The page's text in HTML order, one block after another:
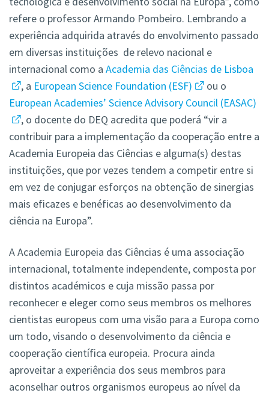
refere o professor Armando Pombeiro. Lembrando a
experiência adquirida através do envolvimento passado
em diversas instituições de relevo nacional e
internacional como a Academia das Ciências de Lisboa
, a European Science Foundation (ESF)
ou o
European Academies’ Science Advisory Council (EASAC)
, o docente do DEQ acredita que poderá “vir a
contribuir para a implementação da cooperação entre a
Academia Europeia das Ciências e alguma(s) destas
instituições, que por vezes tendem a competir entre si
em vez de conjugar esforços na obtenção de sinergias
mais eficazes e benéficas ao desenvolvimento da
ciência na Europa”.
A Academia Europeia das Ciências é uma associação
internacional, totalmente independente, composta por
distintos académicos e cuja missão passa por
reconhecer e eleger como seus membros os melhores
cientistas europeus com uma visão para a Europa como
um todo, visando o desenvolvimento da ciência e
cooperação científica europeia. Procura ainda
aproveitar a experiência dos seus membros para
aconselhar outros organismos europeus ao nível da